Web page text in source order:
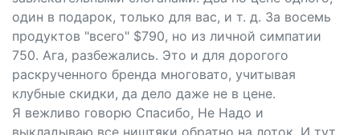
один в подарок, только для вас, и т. д. За восемь
продуктов "всего" $790, но из личной симпатии
750. Ага, разбежались. Это и для дорогого
раскрученного бренда многовато, учитывая
клубные скидки, да дело даже не в цене.
Я вежливо говорю Спасибо, Не Надо и
выкладываю все ништяки обратно на лоток. И тут